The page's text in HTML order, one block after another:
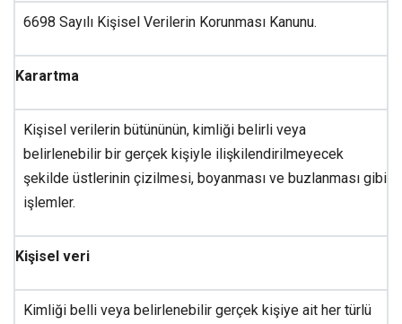
6698 Sayılı Kişisel Verilerin Korunması Kanunu.
Karartma
Kişisel verilerin bütününün, kimliği belirli veya
belirlenebilir bir gerçek kişiyle ilişkilendirilmeyecek
şekilde üstlerinin çizilmesi, boyanması ve buzlanması gibi
işlemler.
Kişisel veri
Kimliği belli veya belirlenebilir gerçek kişiye ait her türlü